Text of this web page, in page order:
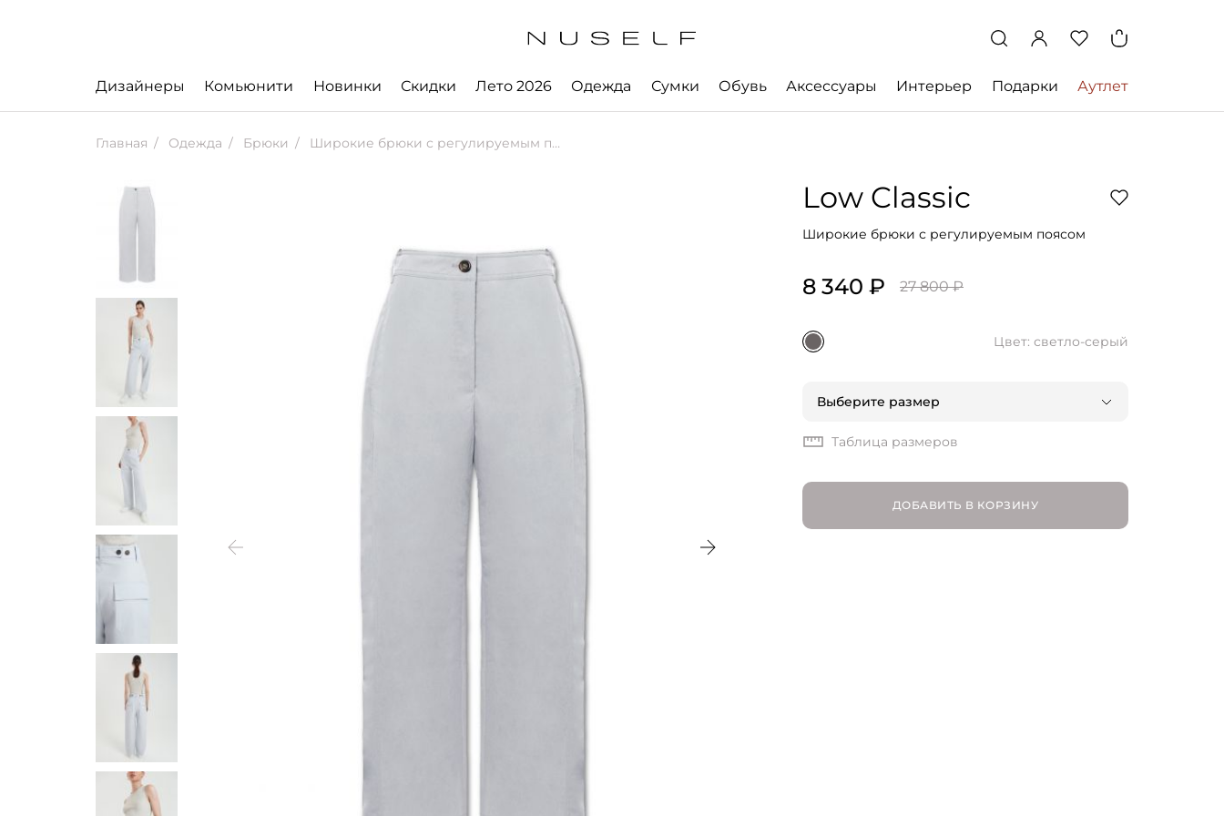
Дизайнеры Комьюнити Новинки Скидки Лето 2026 Одежда Сумки Обувь Аксессуары Интерьер Подарки Аутлет
Главная Одежда Брюки Широкие брюки с регулируемым поясом
Low Classic
Широкие брюки с регулируемым поясом
8 340 ₽ 27 800 ₽
Цвет: светло-серый
Выберите размер
XS | RU 42
S | RU 44
Таблица размеров
ДОБАВИТЬ В КОРЗИНУ